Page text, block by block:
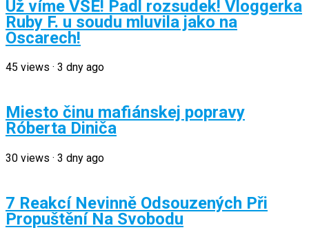
Už víme VŠE! Padl rozsudek! Vloggerka
Ruby F. u soudu mluvila jako na
Oscarech!
45 views · 3 dny ago
Miesto činu mafiánskej popravy
Róberta Diniča
30 views · 3 dny ago
7 Reakcí Nevinně Odsouzených Při
Propuštění Na Svobodu